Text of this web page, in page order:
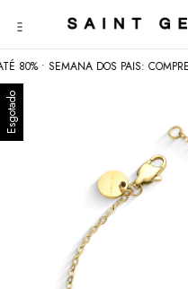
• SEMANA DOS PAIS: COMPRE
Esgotado